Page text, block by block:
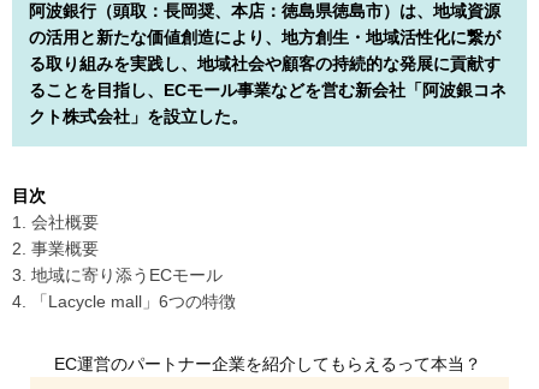
阿波銀行（頭取：長岡奨、本店：徳島県徳島市）は、地域資源
の活用と新たな価値創造により、地方創生・地域活性化に繋が
る取り組みを実践し、地域社会や顧客の持続的な発展に貢献す
ることを目指し、ECモール事業などを営む新会社「阿波銀コネ
クト株式会社」を設立した。
目次
1. 会社概要
2. 事業概要
3. 地域に寄り添うECモール
4. 「Lacycle mall」6つの特徴
EC運営のパートナー企業を紹介してもらえるって本当？